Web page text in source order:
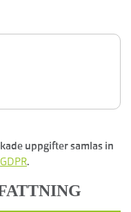
uppgifter samlas in
GDPR.